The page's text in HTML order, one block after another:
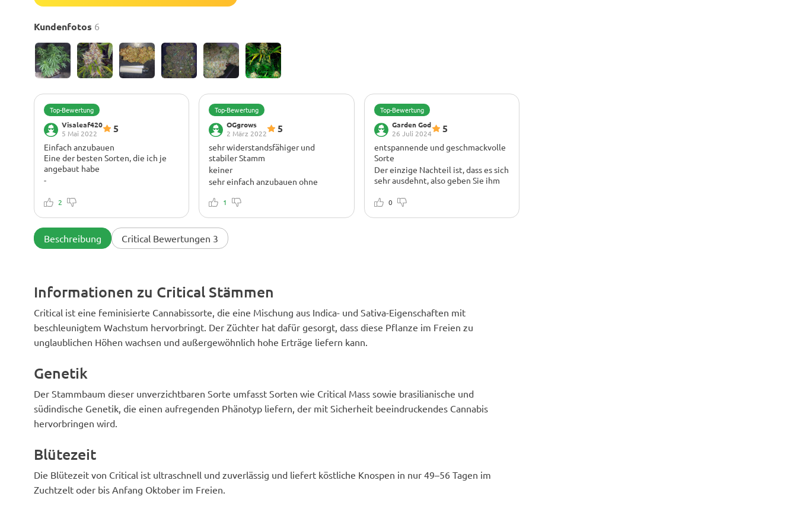
Kundenfotos 6
Top-Bewertung
Visaleaf420
5 Mai 2022
5
Einfach anzubauen
Eine der besten Sorten, die ich je
angebaut habe
-
Knospen. Nachtzeug!
2
Top-Bewertung
OGgrows
2 März 2022
5
sehr widerstandsfähiger und
stabiler Stamm
keiner
sehr einfach anzubauen ohne
Mängel. charakteristisch für
feuchten Knospen führte, nach 12
Tagen Trocknung 96 g. von
1
Top-Bewertung
Garden God
26 Juli 2024
5
entspannende und geschmackvolle
Sorte
Der einzige Nachteil ist, dass es sich
sehr ausdehnt, also geben Sie ihm
Ich habe diese Sorte angebaut und
0
Beschreibung Critical Bewertungen 3
Informationen zu Critical Stämmen
Critical ist eine feminisierte Cannabissorte, die eine Mischung aus Indica- und Sativa-Eigenschaften mit
beschleunigtem Wachstum hervorbringt. Der Züchter hat dafür gesorgt, dass diese Pflanze im Freien zu
unglaublichen Höhen wachsen und außergewöhnlich hohe Erträge liefern kann.
Genetik
Der Stammbaum dieser unverzichtbaren Sorte umfasst Sorten wie Critical Mass sowie brasilianische und
südindische Genetik, die einen aufregenden Phänotyp liefern, der mit Sicherheit beeindruckendes Cannabis
hervorbringen wird.
Blütezeit
Die Blütezeit von Critical ist ultraschnell und zuverlässig und liefert köstliche Knospen in nur 49–56 Tagen im
Zuchtzelt oder bis Anfang Oktober im Freien.